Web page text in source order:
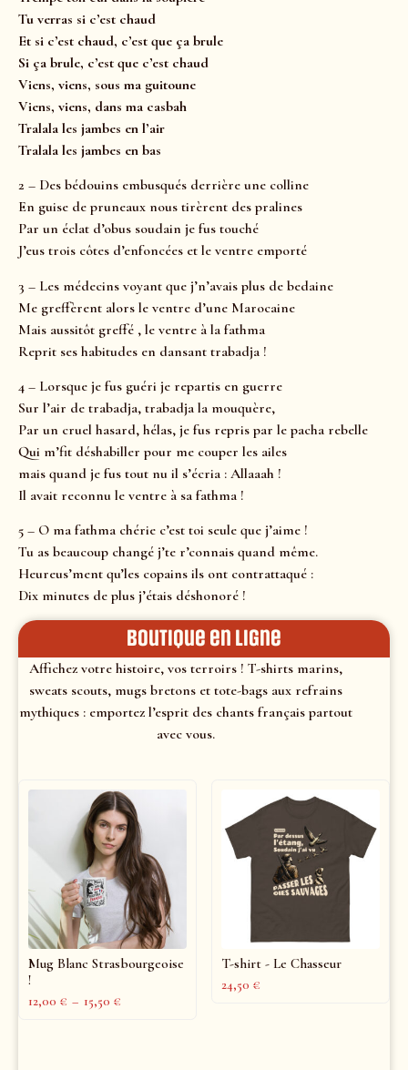
Tu verras si c’est chaud
Et si c’est chaud, c’est que ça brule
Si ça brule, c’est que c’est chaud
Viens, viens, sous ma guitoune
Viens, viens, dans ma casbah
Tralala les jambes en l’air
Tralala les jambes en bas
2 – Des bédouins embusqués derrière une colline
En guise de pruneaux nous tirèrent des pralines
Par un éclat d’obus soudain je fus touché
J’eus trois côtes d’enfoncées et le ventre emporté
3 – Les médecins voyant que j’n’avais plus de bedaine
Me greffèrent alors le ventre d’une Marocaine
Mais aussitôt greffé , le ventre à la fathma
Reprit ses habitudes en dansant trabadja !
4 – Lorsque je fus guéri je repartis en guerre
Sur l’air de trabadja, trabadja la mouquère,
Par un cruel hasard, hélas, je fus repris par le pacha rebelle
Qui m’fit déshabiller pour me couper les ailes
mais quand je fus tout nu il s’écria : Allaaah !
Il avait reconnu le ventre à sa fathma !
5 – O ma fathma chérie c’est toi seule que j’aime !
Tu as beaucoup changé j’te r’connais quand même.
Heureus’ment qu’les copains ils ont contrattaqué :
Dix minutes de plus j’étais déshonoré !
Boutique en ligne
Affichez votre histoire, vos terroirs ! T-shirts marins,
sweats scouts, mugs bretons et tote-bags aux refrains
mythiques : emportez l’esprit des chants français partout
avec vous.
Mug Blanc Strasbourgeoise
!
12,00 € – 15,50 €
T-shirt - Le Chasseur
24,50 €